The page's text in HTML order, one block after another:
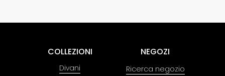
COLLEZIONI
Divani
NEGOZI
Ricerca negozio